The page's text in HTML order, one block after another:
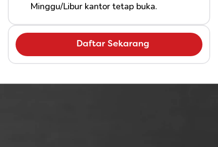
Daftar Sekarang
Minggu/Libur kantor tetap buka.